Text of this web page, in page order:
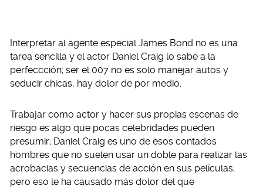
Interpretar al agente especial James Bond no es una
tarea sencilla y el actor Daniel Craig lo sabe a la
perfeccción; ser el 007 no es solo manejar autos y
seducir chicas, hay dolor de por medio.
Trabajar como actor y hacer sus propias escenas de
riesgo es algo que pocas celebridades pueden
presumir; Daniel Craig es uno de esos contados
hombres que no suelen usar un doble para realizar las
acrobacias y secuencias de acción en sus películas;
pero eso le ha causado más dolor del que